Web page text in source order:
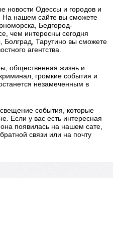
новости Одессы и городов и
На нашем сайте вы сможете
Бедгород-
чем интересны сегодня
Болград, Тарутино вы сможете
агентства.
общественная жизнь и
громкие события и
незамеченным в
события, которые
Если у вас есть интересная
появилась на нашем сате,
связи или на почту